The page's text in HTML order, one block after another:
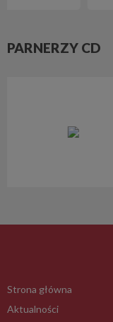
PARNERZY CD
Strona główna
Aktualności